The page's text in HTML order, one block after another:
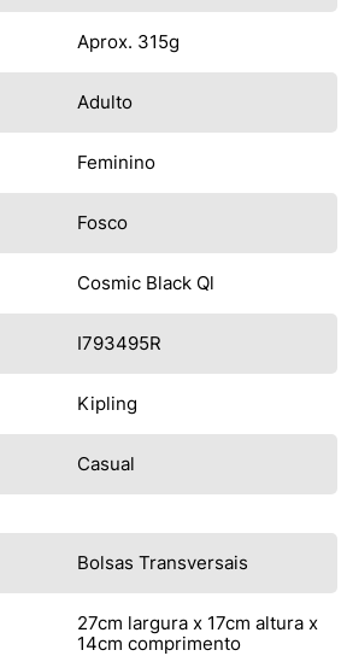
Aprox. 315g
Adulto
Feminino
Fosco
Cosmic Black Ql
I793495R
Kipling
Casual
Bolsas Transversais
27cm largura x 17cm altura x
14cm comprimento